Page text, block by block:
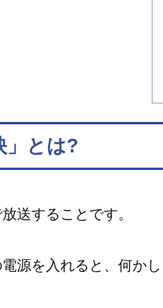
」とは?
送することです。
源を入れると、何か